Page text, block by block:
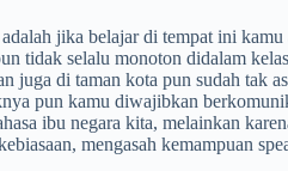
jika belajar di tempat ini kamu
tidak selalu monoton didalam
juga di taman kota pun sudah tak
pun kamu diwajibkan
ibu negara kita, melainkan
mengasah kemampuan